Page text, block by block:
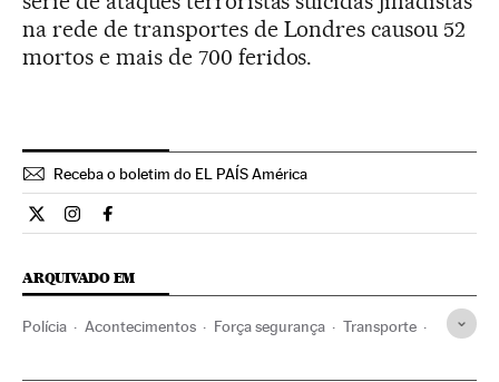
na rede de transportes de Londres causou 52
mortos e mais de 700 feridos.
Receba o boletim do EL PAÍS América
Internacional El País Brasil en Twitter
Internacional El País Brasil en Instagram
Internacional El País Brasil en Facebook
ARQUIVADO EM
Polícia Acontecimentos Força segurança Transporte